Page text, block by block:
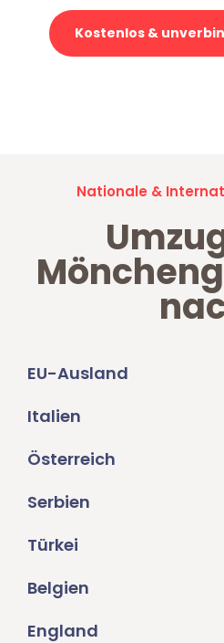
Kostenlos &
Nationale &
EU-Ausland
Italien
Österreich
Serbien
Türkei
Belgien
England